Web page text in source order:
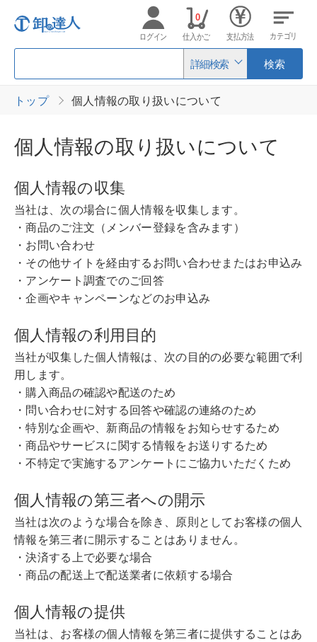
詳細検索 検索
ログイン 仕入かご
0
支払方法 カテゴリ
トップ 個人情報の取り扱いについて
個人情報の取り扱いについて
個人情報の収集
当社は、次の場合に個人情報を収集します。
・商品のご注文（メンバー登録を含みます）
・お問い合わせ
・その他サイトを経由するお問い合わせまたはお申込み
・アンケート調査でのご回答
・企画やキャンペーンなどのお申込み
個人情報の利用目的
当社が収集した個人情報は、次の目的の必要な範囲で利
用します。
・購入商品の確認や配送のため
・問い合わせに対する回答や確認の連絡のため
・特別な企画や、新商品の情報をお知らせするため
・商品やサービスに関する情報をお送りするため
・不特定で実施するアンケートにご協力いただくため
個人情報の第三者への開示
当社は次のような場合を除き、原則としてお客様の個人
情報を第三者に開示することはありません。
・決済する上で必要な場合
・商品の配送上で配送業者に依頼する場合
個人情報の提供
当社は、お客様の個人情報を第三者に提供することはあ